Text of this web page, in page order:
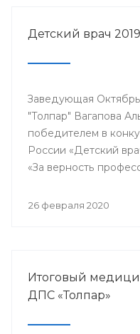
Детский врач
Заведующая
"Толпар" Вагапова
победителем в
России «Детский
«За верность
26 февраля 2020
Итоговый
ДПС «Толпар»